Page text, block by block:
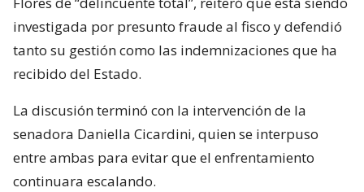
investigada por presunto fraude al fisco y defendió
tanto su gestión como las indemnizaciones que ha
recibido del Estado.
La discusión terminó con la intervención de la
senadora Daniella Cicardini, quien se interpuso
entre ambas para evitar que el enfrentamiento
continuara escalando.